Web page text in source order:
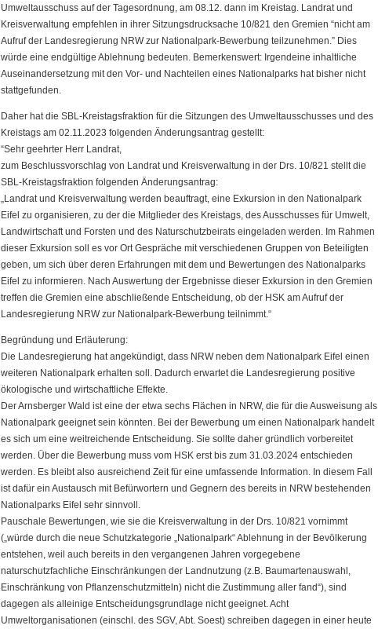
Umweltausschuss auf der Tagesordnung, am 08.12. dann im Kreistag. Landrat und
Kreisverwaltung empfehlen in ihrer Sitzungsdrucksache 10/821 den Gremien “nicht am
Aufruf der Landesregierung NRW zur Nationalpark-Bewerbung teilzunehmen.” Dies
würde eine endgültige Ablehnung bedeuten. Bemerkenswert: Irgendeine inhaltliche
Auseinandersetzung mit den Vor- und Nachteilen eines Nationalparks hat bisher nicht
stattgefunden.
Daher hat die SBL-Kreistagsfraktion für die Sitzungen des Umweltausschusses und des
Kreistags am 02.11.2023 folgenden Änderungsantrag gestellt:
“Sehr geehrter Herr Landrat,
zum Beschlussvorschlag von Landrat und Kreisverwaltung in der Drs. 10/821 stellt die
SBL-Kreistagsfraktion folgenden Änderungsantrag:
„Landrat und Kreisverwaltung werden beauftragt, eine Exkursion in den Nationalpark
Eifel zu organisieren, zu der die Mitglieder des Kreistags, des Ausschusses für Umwelt,
Landwirtschaft und Forsten und des Naturschutzbeirats eingeladen werden. Im Rahmen
dieser Exkursion soll es vor Ort Gespräche mit verschiedenen Gruppen von Beteiligten
geben, um sich über deren Erfahrungen mit dem und Bewertungen des Nationalparks
Eifel zu informieren. Nach Auswertung der Ergebnisse dieser Exkursion in den Gremien
treffen die Gremien eine abschließende Entscheidung, ob der HSK am Aufruf der
Landesregierung NRW zur Nationalpark-Bewerbung teilnimmt.“
Begründung und Erläuterung:
Die Landesregierung hat angekündigt, dass NRW neben dem Nationalpark Eifel einen
weiteren Nationalpark erhalten soll. Dadurch erwartet die Landesregierung positive
ökologische und wirtschaftliche Effekte.
Der Arnsberger Wald ist eine der etwa sechs Flächen in NRW, die für die Ausweisung als
Nationalpark geeignet sein könnten. Bei der Bewerbung um einen Nationalpark handelt
es sich um eine weitreichende Entscheidung. Sie sollte daher gründlich vorbereitet
werden. Über die Bewerbung muss vom HSK erst bis zum 31.03.2024 entschieden
werden. Es bleibt also ausreichend Zeit für eine umfassende Information. In diesem Fall
ist dafür ein Austausch mit Befürwortern und Gegnern des bereits in NRW bestehenden
Nationalparks Eifel sehr sinnvoll.
Pauschale Bewertungen, wie sie die Kreisverwaltung in der Drs. 10/821 vornimmt
(„würde durch die neue Schutzkategorie „Nationalpark“ Ablehnung in der Bevölkerung
entstehen, weil auch bereits in den vergangenen Jahren vorgegebene
naturschutzfachliche Einschränkungen der Landnutzung (z.B. Baumartenauswahl,
Einschränkung von Pflanzenschutzmitteln) nicht die Zustimmung aller fand“), sind
dagegen als alleinige Entscheidungsgrundlage nicht geeignet. Acht
Umweltorganisationen (einschl. des SGV, Abt. Soest) schreiben dagegen in einer heute